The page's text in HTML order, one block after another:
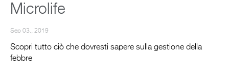
Microlife
Sep 03., 2019
Scopri tutto ciò che dovresti sapere sulla gestione della
febbre